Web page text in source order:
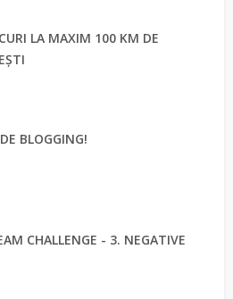
LA MAXIM 100 KM DE
BLOGGING!
CHALLENGE - 3. NEGATIVE